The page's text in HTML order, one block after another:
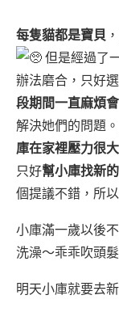
每隻貓都是寶貝
但是經過了
辦法磨合，只好
段期間一直麻煩
解決她們的問題
庫在家裡壓力很
只好幫小庫找新
個提議不錯，所
小庫滿一歲以後
洗澡～乖乖吹頭髮
明天小庫就要去